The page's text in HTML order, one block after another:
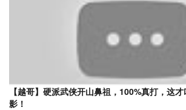
【越哥】硬派武侠开山鼻祖，100%真打，这
影！